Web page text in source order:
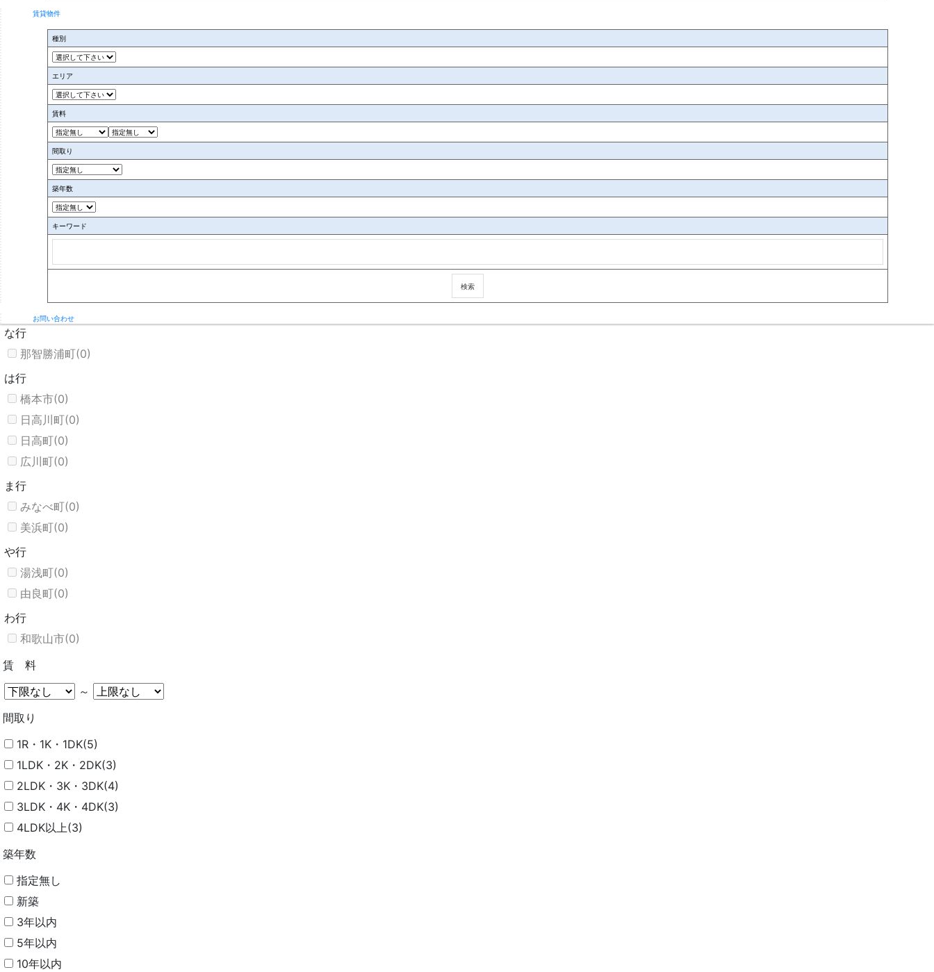
賃貸物件
種別
エリア
賃料
間取り
築年数
キーワード
お問い合わせ
北山村(0)
紀の川市(0)
紀美野町(0)
串本町(0)
九度山町(0)
高野町(0)
古座川町(0)
御坊市(0)
白浜町(4)
新宮市(0)
すさみ町(0)
な行
那智勝浦町(0)
は行
橋本市(0)
日高川町(0)
日高町(0)
広川町(0)
ま行
みなべ町(0)
美浜町(0)
や行
湯浅町(0)
由良町(0)
わ行
和歌山市(0)
賃 料
～
間取り
1R・1K・1DK(5)
1LDK・2K・2DK(3)
2LDK・3K・3DK(4)
3LDK・4K・4DK(3)
4LDK以上(3)
築年数
指定無し
新築
3年以内
5年以内
10年以内